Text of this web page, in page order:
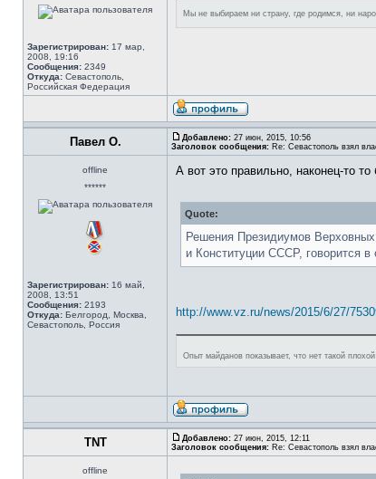
Зарегистрирован: 17 мар,
2008, 19:16
Сообщения: 2349
Откуда: Севастополь,
Российская Федерация
Мы не выбираем ни страну, где родимся, ни
Павел О. Добавлено: 27 июн, 2015, 10:56
Заголовок сообщения: Re: Севастополь взял
offline
******
Зарегистрирован: 16 май,
2008, 13:51
Сообщения: 2193
Откуда: Белгород, Москва,
Севастополь, Россия
А вот это правильно, наконец-то
Quote:
Решения Президиумов
и Конституции СССР, говорится
http://www.vz.ru/news/2015/6/27/
Опыт майданов показывает, что нет такой
TNT Добавлено: 27 июн, 2015, 12:11
Заголовок сообщения: Re: Севастополь взял
offline